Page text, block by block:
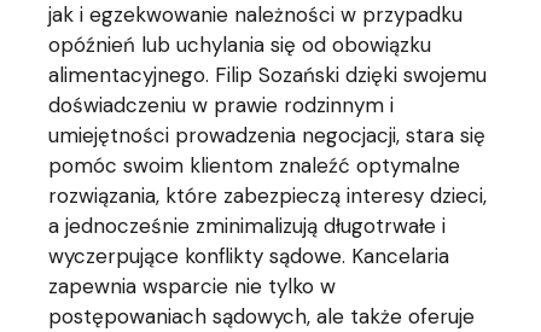
jak i egzekwowanie należności w przypadku
opóźnień lub uchylania się od obowiązku
alimentacyjnego. Filip Sozański dzięki swojemu
doświadczeniu w prawie rodzinnym i
umiejętności prowadzenia negocjacji, stara się
pomóc swoim klientom znaleźć optymalne
rozwiązania, które zabezpieczą interesy dzieci,
a jednocześnie zminimalizują długotrwałe i
wyczerpujące konflikty sądowe. Kancelaria
zapewnia wsparcie nie tylko w
postępowaniach sądowych, ale także oferuje